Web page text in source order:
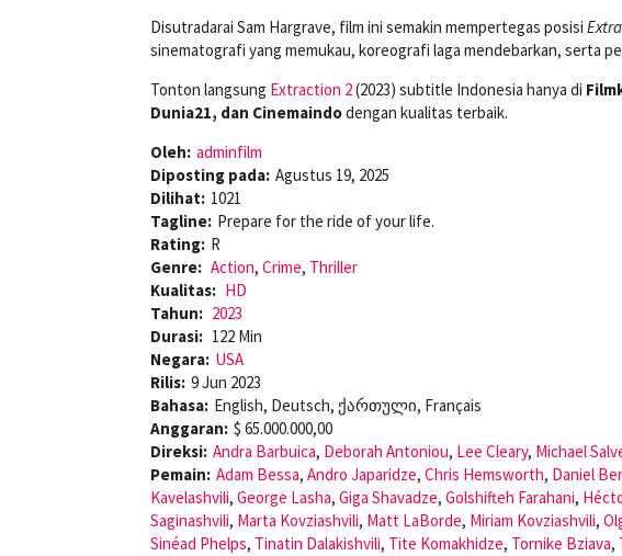
Disutradarai Sam Hargrave, film ini semakin mempertegas posisi
sinematografi yang memukau, koreografi laga mendebarkan, serta
Tonton langsung Extraction 2(2023) subtitle Indonesia hanya di
Dunia21, dan Cinemaindodengan kualitas terbaik.
Oleh: adminfilm
Diposting pada: Agustus 19, 2025
Dilihat: 1021
Tagline: Prepare for the ride of your life.
Rating: R
Genre: Action, Crime, Thriller
Kualitas: HD
Tahun: 2023
Durasi: 122 Min
Negara: USA
Rilis: 9 Jun 2023
Bahasa: English, Deutsch, ქართული, Français
Anggaran: $ 65.000.000,00
Direksi: Andra Barbuica, Deborah Antoniou, Lee Cleary, Michael
Pemain: Adam Bessa, Andro Japaridze, Chris Hemsworth, Daniel
Kavelashvili, George Lasha, Giga Shavadze, Golshifteh Farahani,
Saginashvili, Marta Kovziashvili, Matt LaBorde, Miriam Kovziashvili,
Sinéad Phelps, Tinatin Dalakishvili, Tite Komakhidze, Tornike Bziava,